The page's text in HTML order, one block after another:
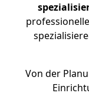
Von der